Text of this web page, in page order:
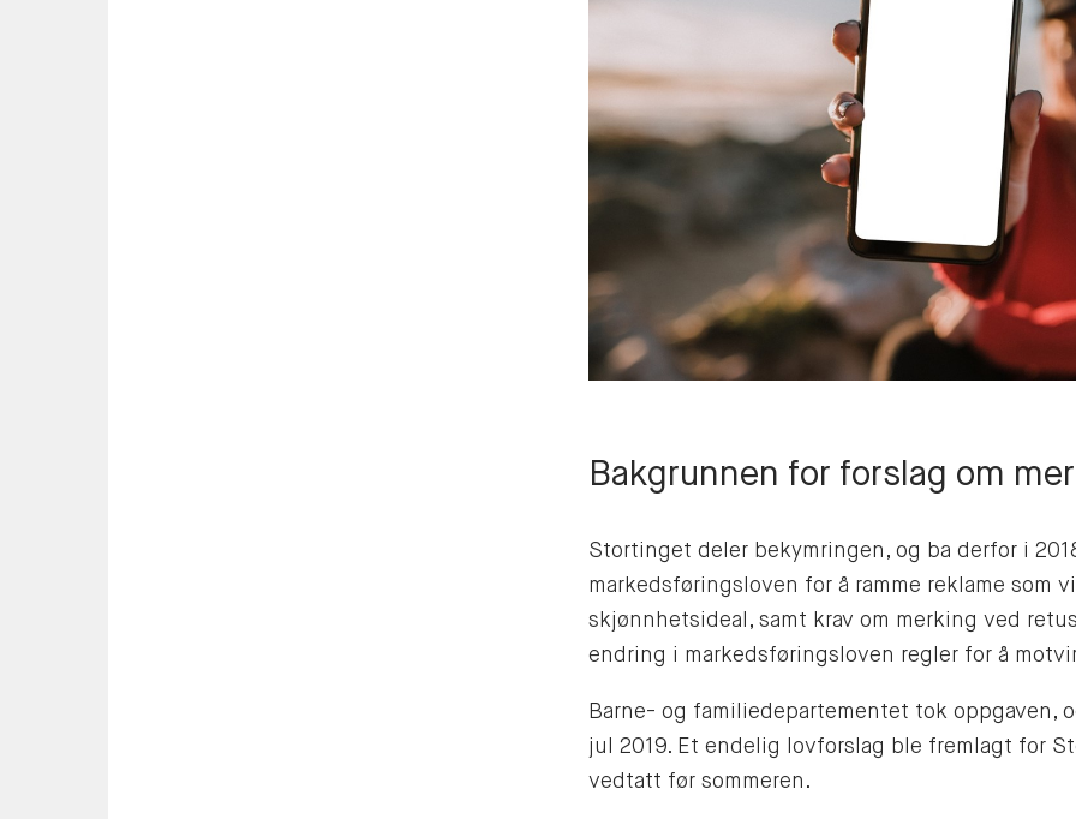
Bakgrunnen for forslag om
Stortinget deler bekymringen, og ba derfor i
markedsføringsloven for å ramme reklame som
skjønnhetsideal, samt krav om merking ved
endring i markedsføringsloven regler for å
Barne- og familiedepartementet tok oppgaven,
jul 2019. Et endelig lovforslag ble fremlagt for
vedtatt før sommeren.